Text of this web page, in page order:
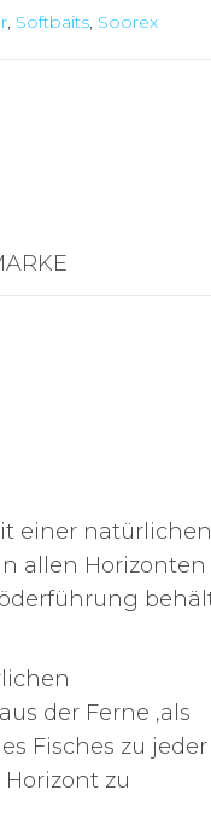
, Softbaits, Soorex
einer natürlichen
allen Horizonten
der Ferne ,als
Fisches zu jeder
zu